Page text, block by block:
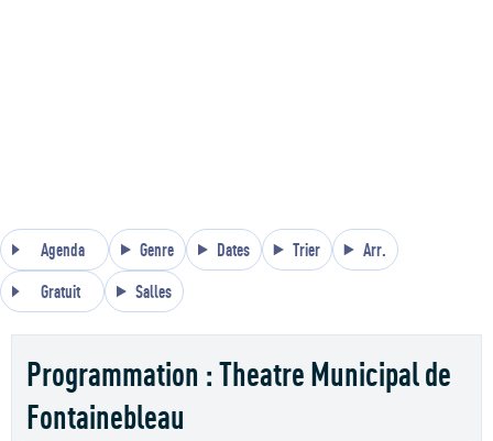
Agenda Genre Dates Trier Arr.
Gratuit Salles
Programmation : Theatre Municipal de
Fontainebleau